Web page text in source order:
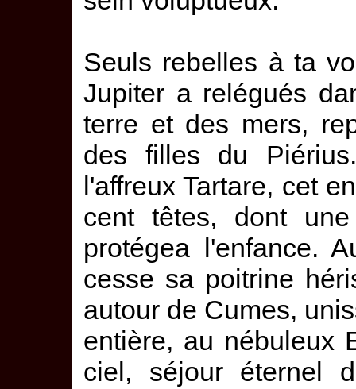
Seuls rebelles à ta
Jupiter a relégués
terre et des mers,
des filles du
l'affreux Tartare, cet
cent têtes, dont
protégea l'enfance.
cesse sa poitrine
autour de Cumes,
entière, au nébuleux
ciel, séjour éternel